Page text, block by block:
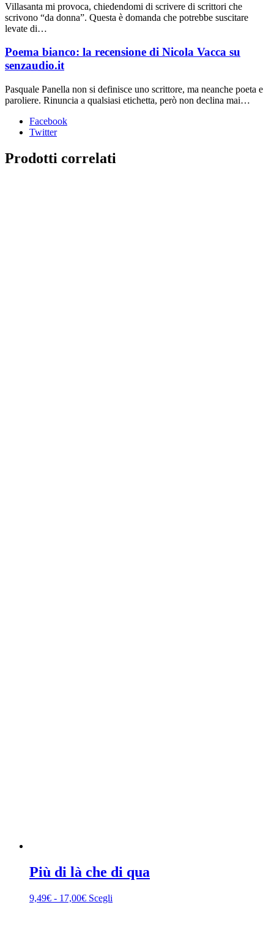
Villasanta mi provoca, chiedendomi di scrivere di scrittori che
scrivono “da donna”. Questa è domanda che potrebbe suscitare
levate di…
Poema bianco: la recensione di Nicola Vacca su
senzaudio.it
Pasquale Panella non si definisce uno scrittore, ma neanche poeta e
paroliere. Rinuncia a qualsiasi etichetta, però non declina mai…
Facebook
Twitter
Prodotti correlati
Più di là che di qua
9,49€ - 17,00€Fascia
Scegli